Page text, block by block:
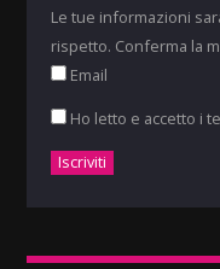
Le tue informazioni
rispetto. Conferma la
Email
Ho letto e accetto i